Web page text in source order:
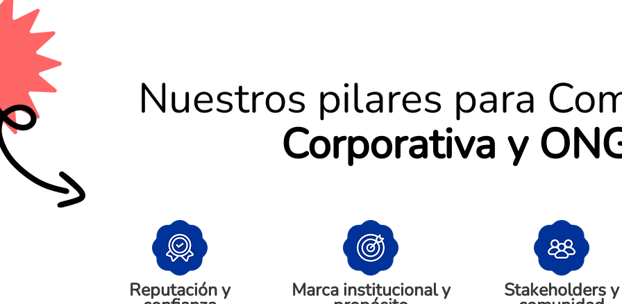
Nuestros pilares para
Corporativa y
Reputación y Marca institucional y Stakeholders y